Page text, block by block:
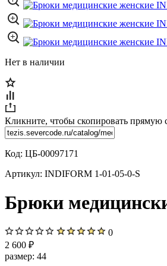
Нет в наличии
Кликните, чтобы скопировать прямую
Код: ЦБ-00097171
Артикул: INDIFORM 1-01-05-0-S
Брюки
0
2 600 ₽
размер: 44